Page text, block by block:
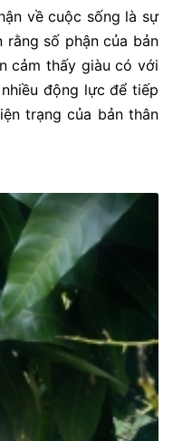
về cuộc sống là sự
số phận của bản
cảm thấy giàu có với
động lực để tiếp
trạng của bản thân